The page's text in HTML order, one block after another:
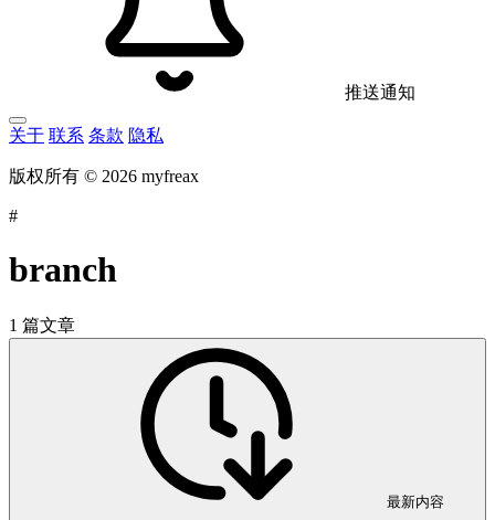
推送通知
关于 联系 条款 隐私
版权所有 © 2026 myfreax
#
branch
1 篇文章
最新内容